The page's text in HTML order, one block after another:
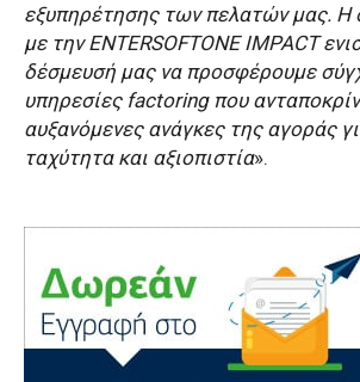
εξυπηρέτησης των πελατών μας. Η
με την ENTERSOFTONE IMPACT
δέσμευσή μας να προσφέρουμε
υπηρεσίες factoring που
αυξανόμενες ανάγκες της αγοράς
ταχύτητα και αξιοπιστία».